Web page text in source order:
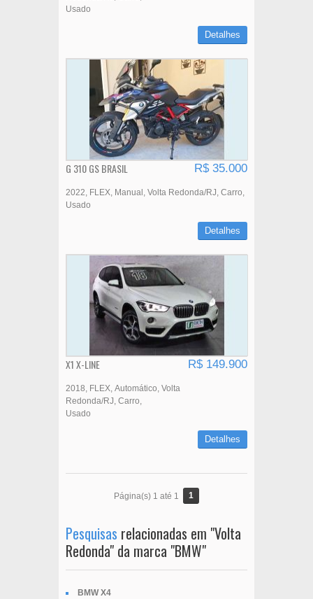
Usado
Detalhes
G 310 GS BRASIL R$ 35.000
2022 FLEX Manual Volta Redonda/RJ Carro
Usado
Detalhes
X1 X-LINE R$ 149.900
2018 FLEX Automático Volta
Redonda/RJ Carro
Usado
Detalhes
Página(s) 1 até 1 1
Pesquisas relacionadas em "Volta
Redonda" da marca "BMW"
BMW X4